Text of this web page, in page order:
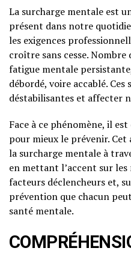
La surcharge mentale est
présent dans notre
les exigences
croître sans cesse.
fatigue mentale
débordé, voire accablé.
déstabilisantes et affecter
Face à ce phénomène, il
pour mieux le prévenir.
la surcharge mentale à
en mettant l’accent sur les
facteurs déclencheurs et,
prévention que chacun
santé mentale.